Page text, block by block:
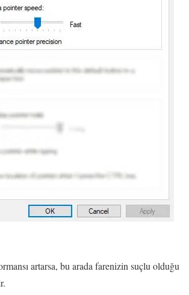
artarsa, bu arada farenizin suçlu olduğu